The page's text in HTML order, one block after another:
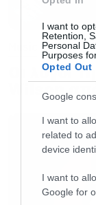
I want to
Retention,
Personal
Purposes
Opted Out
Google
I want to
related to
device
I want to
Google for
Οι λόγοι
Wilson